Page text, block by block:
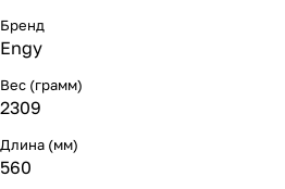
Бренд
Engy
Вес (грамм)
2309
Длина (мм)
560